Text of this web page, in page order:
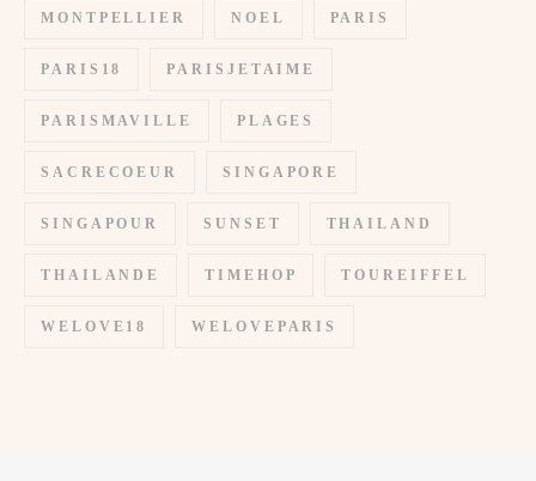
MONTPELLIER NOEL PARIS
PARIS18 PARISJETAIME
PARISMAVILLE PLAGES
SACRECOEUR SINGAPORE
SINGAPOUR SUNSET THAILAND
THAILANDE TIMEHOP TOUREIFFEL
WELOVE18 WELOVEPARIS